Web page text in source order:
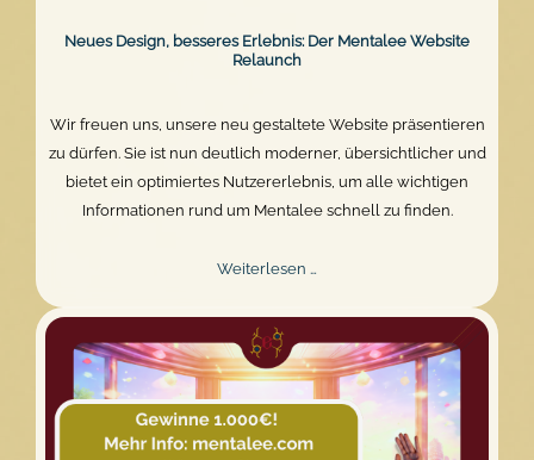
Neues Design, besseres Erlebnis: Der Mentalee Website
Relaunch
Wir freuen uns, unsere neu gestaltete Website präsentieren
zu dürfen. Sie ist nun deutlich moderner, übersichtlicher und
bietet ein optimiertes Nutzererlebnis, um alle wichtigen
Informationen rund um Mentalee schnell zu finden.
Weiterlesen …
Erlebnis:
Der
Mentalee